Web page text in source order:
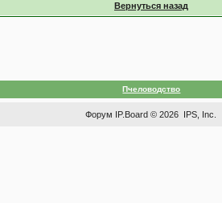
Вернуться назад
Пчеловодство
Форум IP.Board © 2026 IPS, Inc